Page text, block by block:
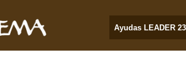
Ayudas LEADER